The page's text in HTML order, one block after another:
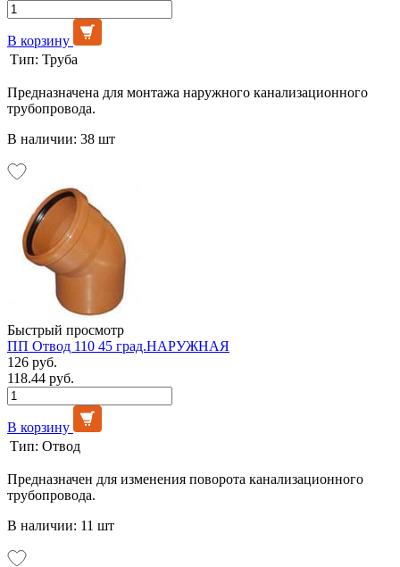
В корзину
Тип: Труба
Предназначена для монтажа наружного канализационного
трубопровода.
В наличии: 38 шт
Быстрый просмотр
ПП Отвод 110 45 град.НАРУЖНАЯ
126 руб.
118.44 руб.
В корзину
Тип: Отвод
Предназначен для изменения поворота канализационного
трубопровода.
В наличии: 11 шт